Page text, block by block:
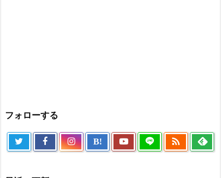
フォローする
B! 